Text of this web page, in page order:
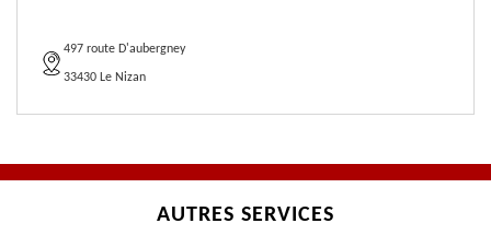
497 route D'aubergney
33430 Le Nizan
AUTRES SERVICES